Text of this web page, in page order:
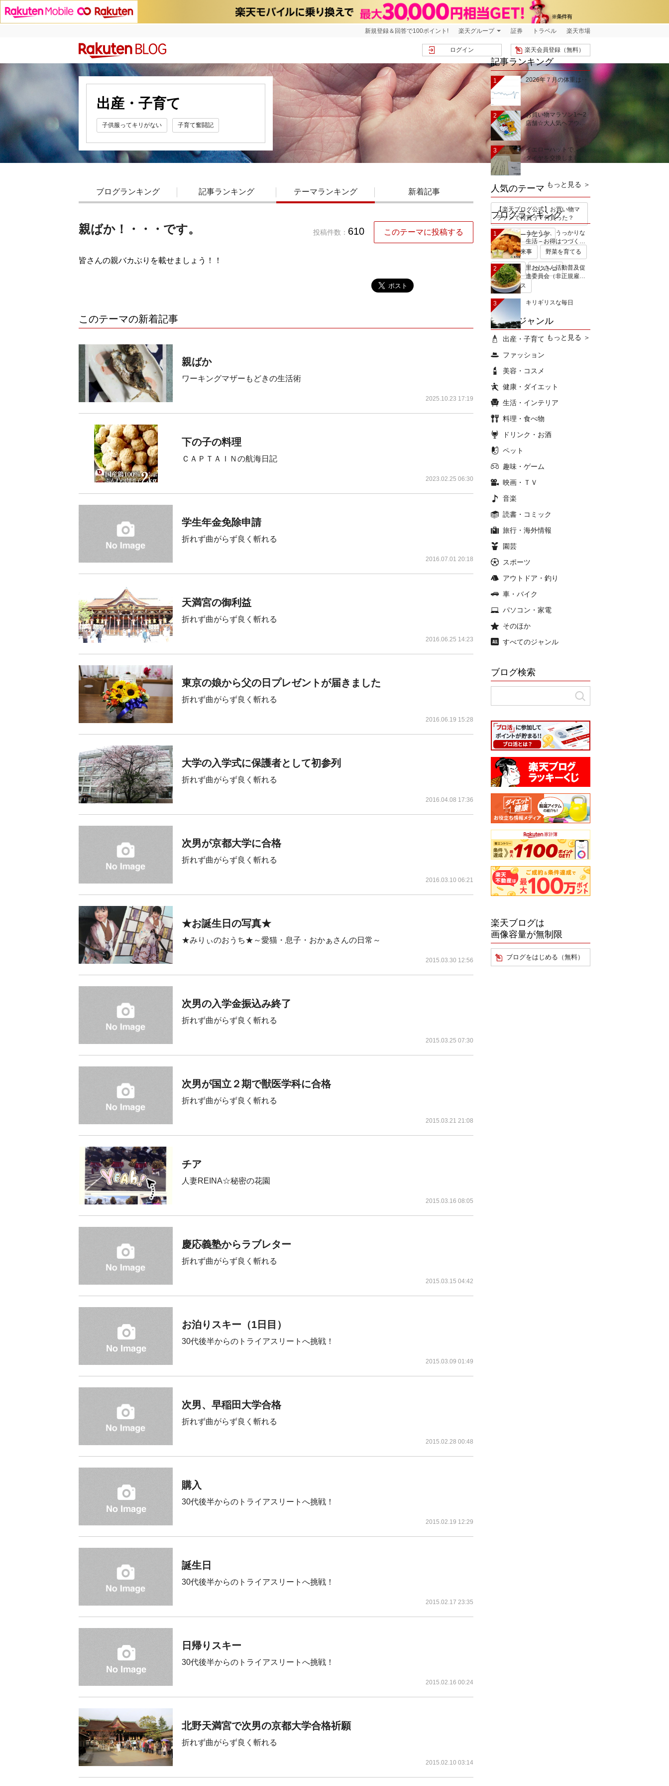
新規登録＆回答で100ポイント! 楽天グループ 証券 トラベル 楽天市場
楽天会員登録（無料）
ログイン
出産・子育て
子供服ってキリがない 子育て奮闘記
ブログランキング 記事ランキング テーマランキング 新着記事
親ばか！・・・です。 投稿件数： 610 このテーマに投稿する
皆さんの親バカぶりを載せましょう！！
このテーマの新着記事
親ばか
ワーキングマザーもどきの生活術
2025.10.23 17:19
下の子の料理
ＣＡＰＴＡＩＮの航海日記
2023.02.25 06:30
学生年金免除申請
折れず曲がらず良く斬れる
2016.07.01 20:18
天満宮の御利益
折れず曲がらず良く斬れる
2016.06.25 14:23
東京の娘から父の日プレゼントが届きました
折れず曲がらず良く斬れる
2016.06.19 15:28
大学の入学式に保護者として初参列
折れず曲がらず良く斬れる
2016.04.08 17:36
次男が京都大学に合格
折れず曲がらず良く斬れる
2016.03.10 06:21
★お誕生日の写真★
★みりぃのおうち★～愛猫・息子・おかぁさんの日常～
2015.03.30 12:56
次男の入学金振込み終了
折れず曲がらず良く斬れる
2015.03.25 07:30
次男が国立２期で獣医学科に合格
折れず曲がらず良く斬れる
2015.03.21 21:08
チア
人妻REINA☆秘密の花園
2015.03.16 08:05
慶応義塾からラブレター
折れず曲がらず良く斬れる
2015.03.15 04:42
お泊りスキー（1日目）
30代後半からのトライアスリートへ挑戦！
2015.03.09 01:49
次男、早稲田大学合格
折れず曲がらず良く斬れる
2015.02.28 00:48
購入
30代後半からのトライアスリートへ挑戦！
2015.02.19 12:29
誕生日
30代後半からのトライアスリートへ挑戦！
2015.02.17 23:35
日帰りスキー
30代後半からのトライアスリートへ挑戦！
2015.02.16 00:24
北野天満宮で次男の京都大学合格祈願
折れず曲がらず良く斬れる
2015.02.10 03:14
人気のテーマ
【楽天ブログ公式】お買い物マ
ラソンで何買う？何買った？
手作りガーデニング
今日の出来事 野菜を育てる
無印良品 コストコ
ミキハウス
ブログジャンル
出産・子育て
ファッション
美容・コスメ
健康・ダイエット
生活・インテリア
料理・食べ物
ドリンク・お酒
ペット
趣味・ゲーム
映画・ＴＶ
音楽
読書・コミック
旅行・海外情報
園芸
スポーツ
アウトドア・釣り
車・バイク
パソコン・家電
そのほか
すべてのジャンル
ブログ検索
楽天ブログは
画像容量が無制限
ブログをはじめる（無料）
記事ランキング
1 2026年７月の体重は‥
2
お買い物マラソン1〜2
店舗☆大人気ヘアウ…
3
イエローハットで、夏
タイヤを交換しまし…
もっと見る ＞
ブログランキング
1
うかうか、うっかりな
生活－お得はつづく…
2
里おじさん活動普及促
進委員会（非正規雇…
3 キリギリスな毎日
もっと見る ＞